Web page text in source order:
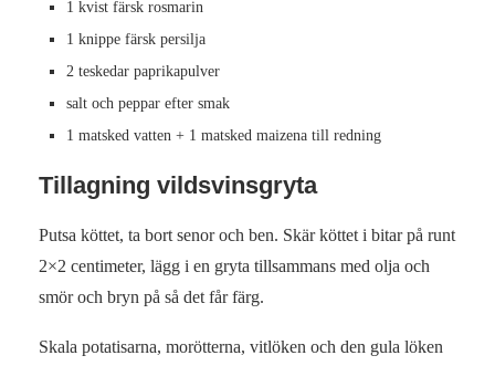
1 kvist färsk rosmarin
1 knippe färsk persilja
2 teskedar paprikapulver
salt och peppar efter smak
1 matsked vatten + 1 matsked maizena till redning
Tillagning vildsvinsgryta
Putsa köttet, ta bort senor och ben. Skär köttet i bitar på runt
2×2 centimeter, lägg i en gryta tillsammans med olja och
smör och bryn på så det får färg.
Skala potatisarna, morötterna, vitlöken och den gula löken